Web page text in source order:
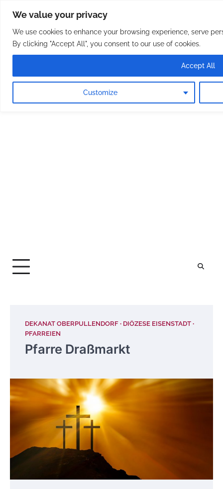
We value your privacy
We use cookies to enhance your browsing experience, serve
By clicking "Accept All", you consent to our use of cookies.
Customize
Accept All
content
Osterreichische Pfarreie
DEKANAT OBERPULLENDORF
DIÖZESE EISENSTADT
PFARREIEN
Pfarre Draßmarkt